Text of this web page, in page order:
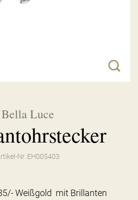
Bella Luce
Nr. EH005403
Weißgold mit Brillanten